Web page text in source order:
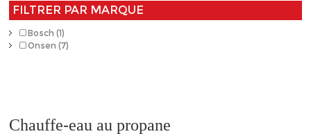
FILTRER PAR MARQUE
Bosch (1)
Onsen (7)
Chauffe-eau au propane